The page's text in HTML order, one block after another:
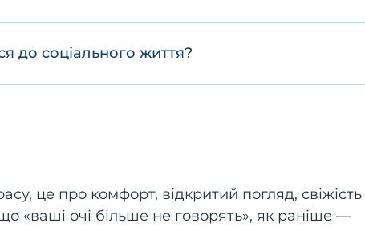
до соціального життя?
це про комфорт, відкритий погляд, свіжість
«ваші очі більше не говорять», як раніше —